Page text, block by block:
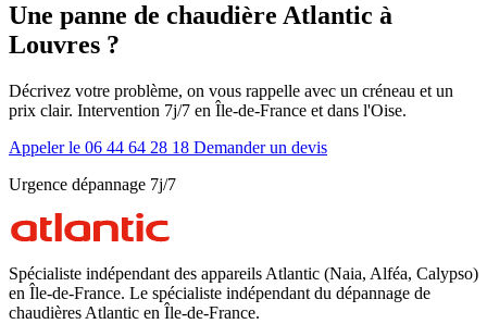
Une panne de chaudière Atlantic à
Louvres ?
Décrivez votre problème, on vous rappelle avec un créneau et un
prix clair. Intervention 7j/7 en Île-de-France et dans l'Oise.
Appeler le 06 44 64 28 18 Demander un devis
Urgence dépannage 7j/7
Spécialiste indépendant des appareils Atlantic (Naia, Alféa, Calypso)
en Île-de-France. Le spécialiste indépendant du dépannage de
chaudières Atlantic en Île-de-France.